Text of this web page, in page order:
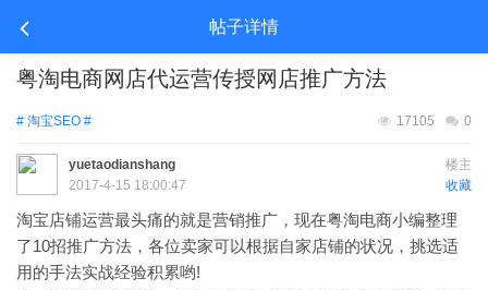
帖子详情
粤淘电商网店代运营传授网店推广方法
# 淘宝SEO # 0
17105
楼主
yuetaodianshang
收藏
2017-4-15 18:00:47
淘宝店铺运营最头痛的就是营销推广，现在粤淘电商小编整理
了10招推广方法，各位卖家可以根据自家店铺的状况，挑选适
用的手法实战经验积累哟!